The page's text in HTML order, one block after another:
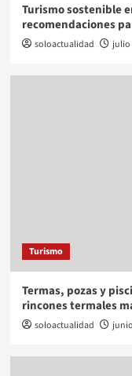
Turismo sostenible
recomendaciones
soloactualidad julio
Turismo
Termas, pozas y
rincones termales
soloactualidad